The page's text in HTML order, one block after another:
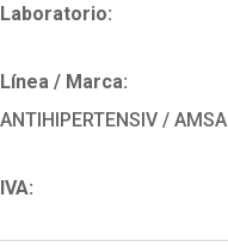
Laboratorio:
Línea / Marca:
ANTIHIPERTENSIV / AMSA
IVA: